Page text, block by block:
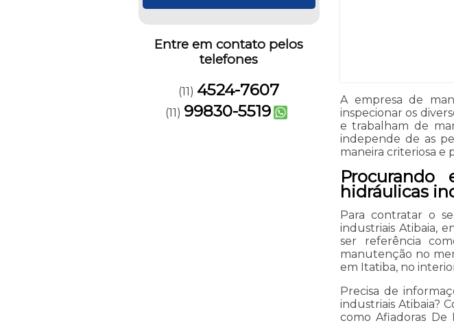
Entre em contato pelos
telefones
(11) 4524-7607
(11) 99830-5519
A empresa de
inspecionar os
e trabalham de
independe de as
maneira criteriosa e
hidráulicas
Para contratar o
industriais Atibaia,
ser referência
manutenção no
em Itatiba, no
Precisa de
industriais Atibaia?
como Afiadoras De